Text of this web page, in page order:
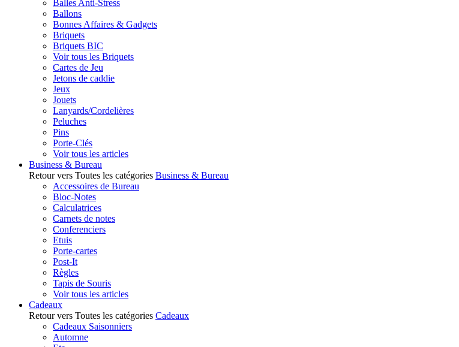
Balles Anti-Stress
Ballons
Bonnes Affaires & Gadgets
Briquets
Briquets BIC
Voir tous les Briquets
Cartes de Jeu
Jetons de caddie
Jeux
Jouets
Lanyards/Cordelières
Peluches
Pins
Porte-Clés
Voir tous les articles
Business & Bureau
Retour vers Toutes les catégories Business & Bureau
Accessoires de Bureau
Bloc-Notes
Calculatrices
Carnets de notes
Conferenciers
Etuis
Porte-cartes
Post-It
Règles
Tapis de Souris
Voir tous les articles
Cadeaux
Retour vers Toutes les catégories Cadeaux
Cadeaux Saisonniers
Automne